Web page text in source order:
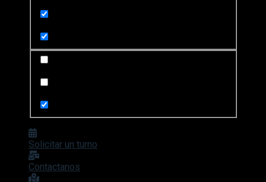
Solicitar un turno
Contactanos